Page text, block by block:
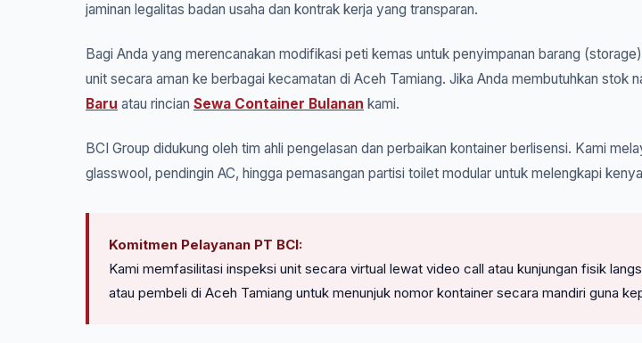
jaminan legalitas badan usaha dan kontrak kerja yang transparan.
Bagi Anda yang merencanakan modifikasi peti kemas untuk penyimpanan barang
unit secara aman ke berbagai kecamatan di Aceh Tamiang. Jika Anda membutuhkan stok
Baru atau rincian Sewa Container Bulanan kami.
BCI Group didukung oleh tim ahli pengelasan dan perbaikan kontainer berlisensi. Kami
glasswool, pendingin AC, hingga pemasangan partisi toilet modular untuk melengkapi
Komitmen Pelayanan PT BCI:
Kami memfasilitasi inspeksi unit secara virtual lewat video call atau kunjungan fisik
atau pembeli di Aceh Tamiang untuk menunjuk nomor kontainer secara mandiri guna